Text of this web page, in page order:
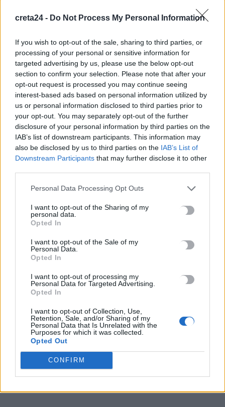
creta24 - Do Not Process My Personal Information
If you wish to opt-out of the sale, sharing to third parties, or
processing of your personal or sensitive information for
targeted advertising by us, please use the below opt-out
section to confirm your selection. Please note that after your
opt-out request is processed you may continue seeing
interest-based ads based on personal information utilized by
us or personal information disclosed to third parties prior to
your opt-out. You may separately opt-out of the further
disclosure of your personal information by third parties on the
IAB’s list of downstream participants. This information may
also be disclosed by us to third parties on the IAB’s List of
Downstream Participants that may further disclose it to other
Personal Data Processing Opt Outs
I want to opt-out of the Sharing of my
personal data.
Opted In
I want to opt-out of the Sale of my
Personal Data.
Opted In
I want to opt-out of processing my
Personal Data for Targeted Advertising.
Opted In
I want to opt-out of Collection, Use,
Retention, Sale, and/or Sharing of my
Personal Data that Is Unrelated with the
Purposes for which it was collected.
Opted Out
CONFIRM
«Χρυσός» ο Ιάσωνας Μουσελίμης στο Παγκόσμιο
9 Αυγούστου, 2026
ΑΑΔΕ: Αιφνιδιαστικοί έλεγχοι χωρίς τοπικές… γνωριμίες
9 Αυγούστου, 2026
«Τουρισμός για όλους»: Σήμερα οι αιτήσεις για ΑΦΜ που
λήγουν σε 9 ή 0 -Ανοίγει αύριο για όλους
9 Αυγούστου, 2026
9 Αυγούστου, 2026
Ρέθυμνο: Εθελοντές πρόλαβαν δύο φωτιές μέσα σε λίγη ώρα
Τρόμος σε πτήση: Επιβάτης προσπάθησε να ανοίξει την
9 Αυγούστου, 2026
Οι 25 χώρες με τον πιο γερασμένο πληθυσμό στον κόσμο -Σε
ποια θέση βρίσκεται η Ελλάδα σε ποσοστό ηλικιωμένων
9 Αυγούστου, 2026
Ελικόπτερο προσγειώθηκε στο Σαρακήνικο της Μήλου, για να